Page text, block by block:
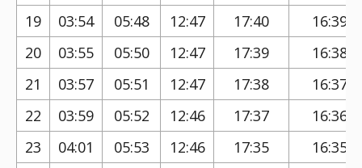
19
03:54 05:48 12:47 17:40
16:39
20
03:55 05:50 12:47 17:39
16:38
21
03:57 05:51 12:47 17:38
16:37
22
03:59 05:52 12:46 17:37
16:36
23
04:01 05:53 12:46 17:35
16:35